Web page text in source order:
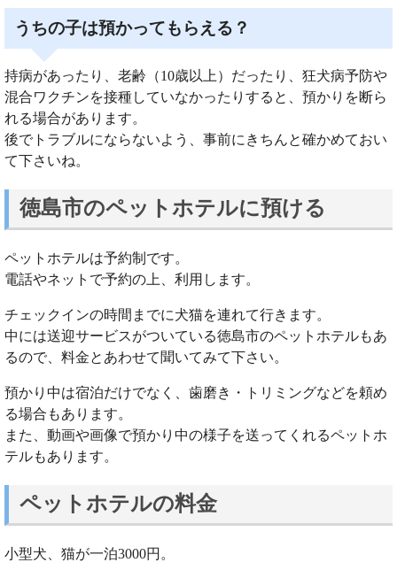
うちの子は預かってもらえる？
持病があったり、老齢（10歳以上）だったり、狂犬病予防や
混合ワクチンを接種していなかったりすると、預かりを断ら
れる場合があります。
後でトラブルにならないよう、事前にきちんと確かめておい
て下さいね。
徳島市のペットホテルに預ける
ペットホテルは予約制です。
電話やネットで予約の上、利用します。
チェックインの時間までに犬猫を連れて行きます。
中には送迎サービスがついている徳島市のペットホテルもあ
るので、料金とあわせて聞いてみて下さい。
預かり中は宿泊だけでなく、歯磨き・トリミングなどを頼め
る場合もあります。
また、動画や画像で預かり中の様子を送ってくれるペットホ
テルもあります。
ペットホテルの料金
小型犬、猫が一泊3000円。